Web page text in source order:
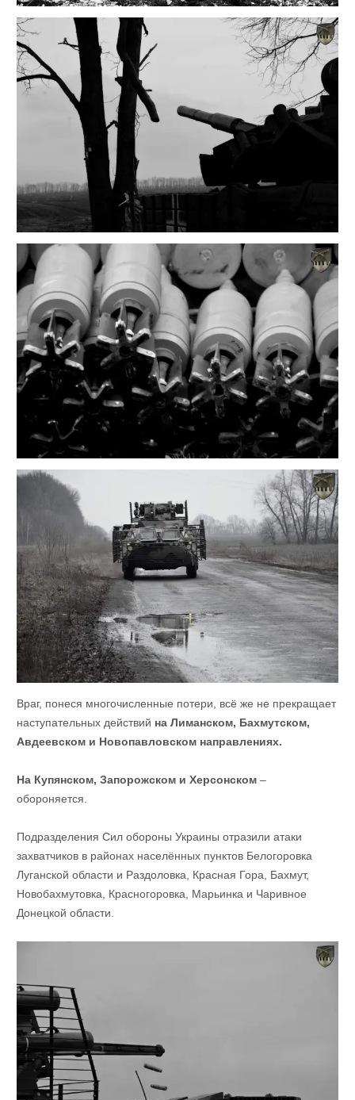
Враг, понеся многочисленные потери, всё же не прекращает
наступательных действий на Лиманском, Бахмутском,
Авдеевском и Новопавловском направлениях.
На Купянском, Запорожском и Херсонском–
обороняется.
Подразделения Сил обороны Украины отразили атаки
захватчиков в районах населённых пунктов Белогоровка
Луганской области и Раздоловка, Красная Гора, Бахмут,
Новобахмутовка, Красногоровка, Марьинка и Чаривное
Донецкой области.